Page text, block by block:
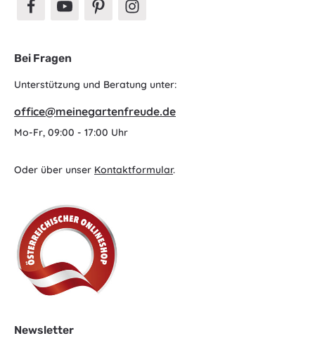
Bei Fragen
Unterstützung und Beratung unter:
office@meinegartenfreude.de
Mo-Fr, 09:00 - 17:00 Uhr
Oder über unser Kontaktformular.
Newsletter